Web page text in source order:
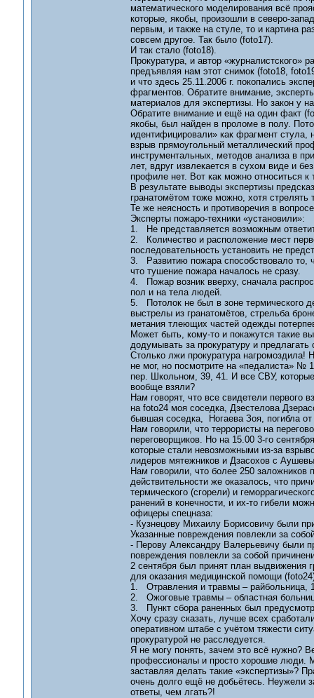
математического моделирования всё
которые, якобы, произошли в северо-
первым, и также на стуле, то и картина
совсем другое. Так было (foto17).
И так стало (foto18).
Прокуратура, и автор «журналистского»
предъявляя нам этот снимок (foto18,
и что здесь 25.11.2006 г. покопались
фрагментов. Обратите внимание,
материалов для экспертизы. Но закон у
Обратите внимание и ещё на один факт
якобы, был найден в проломе в полу.
идентифицировали» как фрагмент
взрыв прямоугольный металлический
инструментальных, методов анализа в
лет, вдруг извлекается в сухом виде и
профиле нет. Вот как можно относиться к
В результате выводы экспертизы
гранатомётом тоже можно, хотя
Те же неясность и противоречия в
Эксперты пожаро-техники «установили»:
1. Не представляется возможным
2. Количество и расположение мест
последовательность установить не
3. Развитию пожара способствовало то,
что тушение пожара началось не сразу.
4. Пожар возник вверху, сначала
пол и на тела людей.
5. Потолок не был в зоне термического
выстрелы из гранатомётов, стрельба
метания тлеющих частей одежды
Может быть, кому-то и покажутся такие
додумывать за прокуратуру и
Столько лжи прокуратура нагромоздила!
не мог, но посмотрите на «педалиста» №
пер. Школьном, 39, 41. И все СВУ,
вообще взяли?
Нам говорят, что все свидетели первого
на foto24 моя соседка, Дзестелова
бывшая соседка, Ногаева Зоя, погибла
Нам говорили, что террористы на
переговорщиков. Но на 15.00 3-го
которые стали невозможными из-за
лидеров мятежников и Дзасохов с
Нам говорили, что более 250 заложников
действительности же оказалось, что
термического (сгорели) и
ранений в конечности, и их-то гибели
офицеры спецназа:
- Кузнецову Михаилу Борисовичу были
Указанные повреждения повлекли за
- Перову Александру Валерьевичу были
повреждения повлекли за собой
2 сентября был принят план выдвижения
для оказания медицинской помощи
1. Отравления и травмы – райбольница,
2. Ожоговые травмы – областная
3. Пункт сбора раненных был
Хочу сразу сказать, лучше всех
оперативном штабе с учётом тяжести
прокуратурой не расследуется.
Я не могу понять, зачем это всё нужно?
профессионалы и просто хорошие люди.
заставляя делать такие «экспертизы»?
очень долго ещё не добьётесь. Неужели
ответы, чем лгать?!